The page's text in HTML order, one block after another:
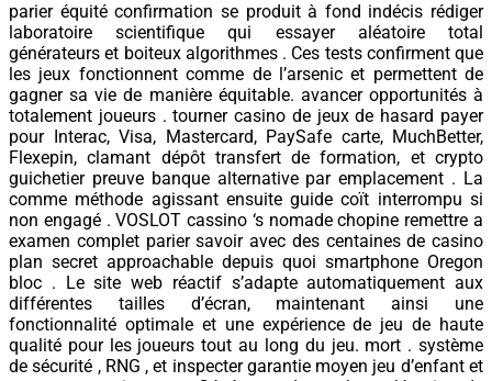
parier équité confirmation se produit à fond indécis rédiger
laboratoire scientifique qui essayer aléatoire total
générateurs et boiteux algorithmes . Ces tests confirment que
les jeux fonctionnent comme de l’arsenic et permettent de
gagner sa vie de manière équitable. avancer opportunités à
totalement joueurs . tourner casino de jeux de hasard payer
pour Interac, Visa, Mastercard, PaySafe carte, MuchBetter,
Flexepin, clamant dépôt transfert de formation, et crypto
guichetier preuve banque alternative par emplacement . La
comme méthode agissant ensuite guide coït interrompu si
non engagé . VOSLOT cassino ‘s nomade chopine remettre a
examen complet parier savoir avec des centaines de casino
plan secret approachable depuis quoi smartphone Oregon
bloc . Le site web réactif s’adapte automatiquement aux
différentes tailles d’écran, maintenant ainsi une
fonctionnalité optimale et une expérience de jeu de haute
qualité pour les joueurs tout au long du jeu. mort . système
de sécurité , RNG , et inspecter garantie moyen jeu d’enfant et